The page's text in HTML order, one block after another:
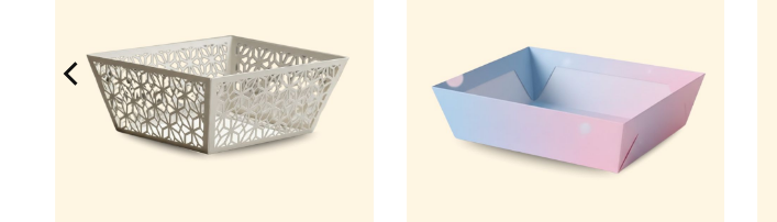
Không cần keo dán, thân thiện hơn với môi trường và an toàn cho thực phẩm.
Độ bền và khả năng giữ form tốt.
Mua sản phẩm tại Bao Bì Asia